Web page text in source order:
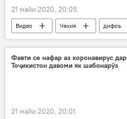
21 майи 2020, 20:05
Видео Чехия
дифоъ
Дар Русия
Фавти се нафар аз коронавирус дар
Тоҷикистон давоми як шабонарӯз
21 майи 2020, 20:01